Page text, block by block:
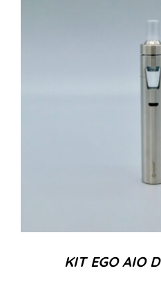
KIT EGO AIO